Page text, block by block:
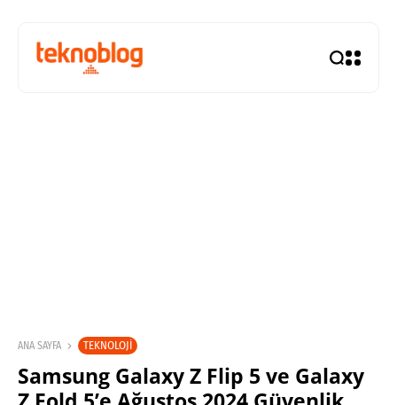
ANA SAYFA TEKNOLOJI
Samsung Galaxy Z Flip 5 ve Galaxy